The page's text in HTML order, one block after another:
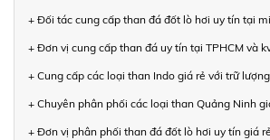
+ Đối tác cung cấp than đá đốt lò hơi uy tín tại
+ Đơn vị cung cấp than đá uy tín tại TPHCM và
+ Cung cấp các loại than Indo giá rẻ với trữ
+ Chuyên phân phối các loại than Quảng Ninh
+ Đơn vị phân phối than đá đốt lò hơi uy tín giá